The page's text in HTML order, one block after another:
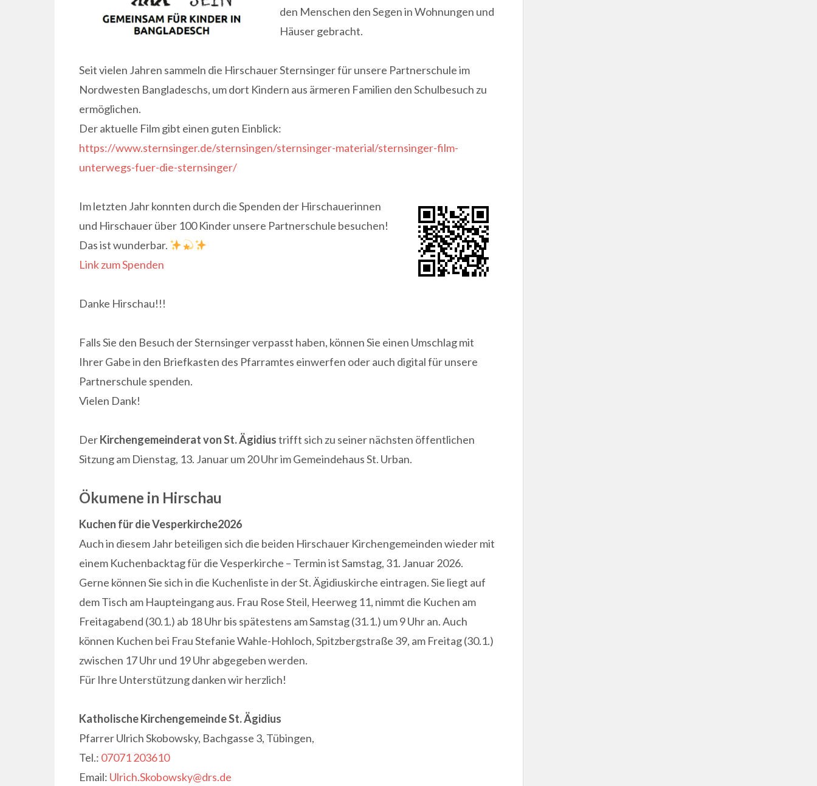
den Menschen den Segen in Wohnungen und
Häuser gebracht.
Seit vielen Jahren sammeln die Hirschauer Sternsinger für unsere Partnerschule im
Nordwesten Bangladeschs, um dort Kindern aus ärmeren Familien den Schulbesuch zu
ermöglichen.
Der aktuelle Film gibt einen guten Einblick:
https://www.sternsinger.de/sternsingen/sternsinger-material/sternsinger-film-
unterwegs-fuer-die-sternsinger/
Im letzten Jahr konnten durch die Spenden der Hirschauerinnen
und Hirschauer über 100 Kinder unsere Partnerschule besuchen!
Das ist wunderbar.
Link zum Spenden
Danke Hirschau!!!
Falls Sie den Besuch der Sternsinger verpasst haben, können Sie einen Umschlag mit
Ihrer Gabe in den Briefkasten des Pfarramtes einwerfen oder auch digital für unsere
Partnerschule spenden.
Vielen Dank!
DerKirchengemeinderat von St. Ägidiustrifft sich zu seiner nächsten öffentlichen
Sitzung am Dienstag, 13. Januar um 20 Uhr im Gemeindehaus St. Urban.
Ökumene in Hirschau
Kuchen für die Vesperkirche2026
Auch in diesem Jahr beteiligen sich die beiden Hirschauer Kirchengemeinden wieder mit
einem Kuchenbacktag für die Vesperkirche – Termin ist Samstag, 31. Januar 2026.
Gerne können Sie sich in die Kuchenliste in der St. Ägidiuskirche eintragen. Sie liegt auf
dem Tisch am Haupteingang aus. Frau Rose Steil, Heerweg 11, nimmt die Kuchen am
Freitagabend (30.1.) ab 18 Uhr bis spätestens am Samstag (31.1.) um 9 Uhr an. Auch
können Kuchen bei Frau Stefanie Wahle-Hohloch, Spitzbergstraße 39, am Freitag (30.1.)
zwischen 17 Uhr und 19 Uhr abgegeben werden.
Für Ihre Unterstützung danken wir herzlich!
Katholische Kirchengemeinde St. Ägidius
Pfarrer Ulrich Skobowsky, Bachgasse 3, Tübingen,
Tel.: 07071 203610
Email: Ulrich.Skobowsky@drs.de